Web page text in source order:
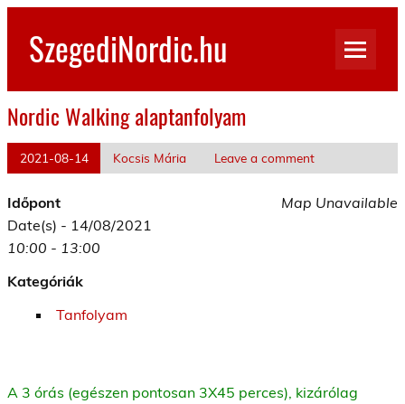
Skip
contentSzegediNordic.hu
Nordic Walking alaptanfolyam
2021-08-14 Kocsis Mária Leave a comment
Map Unavailable
Időpont
Date(s) - 14/08/2021
10:00 - 13:00
Kategóriák
Tanfolyam
A 3 órás (egészen pontosan 3X45 perces), kizárólag